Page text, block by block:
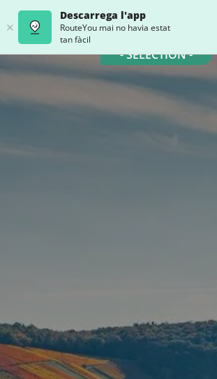
Descarrega l'app
RouteYou mai no havia estat
tan fàcil
- SELECTION -